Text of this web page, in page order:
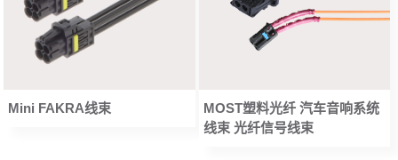
Mini FAKRA线束
MOST塑料光纤 汽车音响系统
线束 光纤信号线束